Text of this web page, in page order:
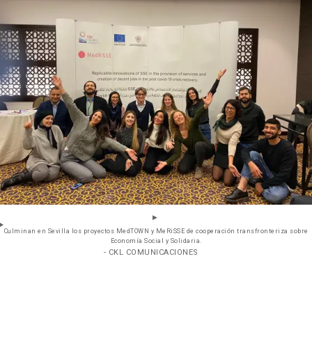
Culminan en Sevilla los proyectos MedTOWN y MeRiSSE de cooperación transfronteriza sobre
Economía Social y Solidaria.
- CKL COMUNICACIONES